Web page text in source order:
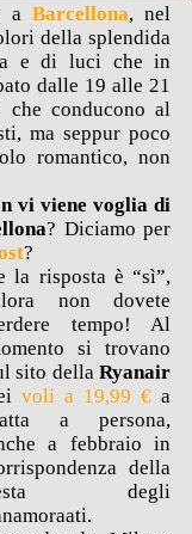
aBarcellona, nel
della splendida
e di luci che in
dalle 19 alle 21
conducono al
ma seppur poco
romantico, non
vi viene voglia di
? Diciamo per
?
la risposta è “sì”,
non dovete
tempo! Al
si trovano
sito dellaRyanair
voli a 19,99 € a
a persona,
a febbraio in
della
degli